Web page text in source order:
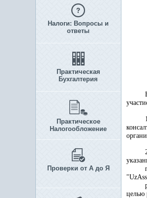
Налоги: Вопросы и
ответы
Практическая
Бухгалтерия
Практическое
Налогообложение
Проверки от А до Я
целью